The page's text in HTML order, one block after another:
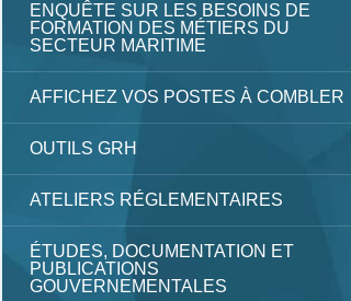
ENQUÊTE SUR LES BESOINS DE
FORMATION DES MÉTIERS DU
SECTEUR MARITIME
AFFICHEZ VOS POSTES À COMBLER
OUTILS GRH
ATELIERS RÉGLEMENTAIRES
ÉTUDES, DOCUMENTATION ET
PUBLICATIONS
GOUVERNEMENTALES